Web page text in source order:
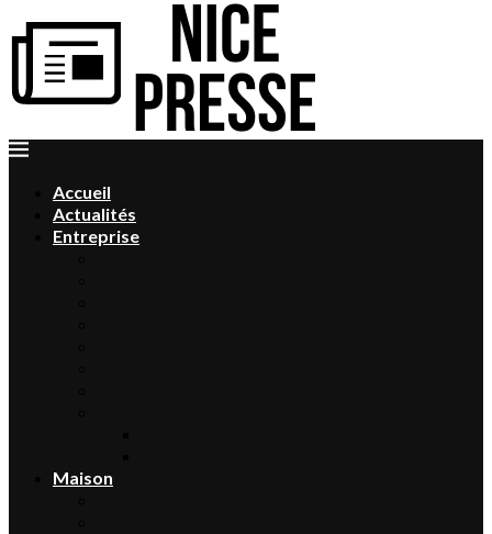
Accueil
Actualités
Entreprise
Maison